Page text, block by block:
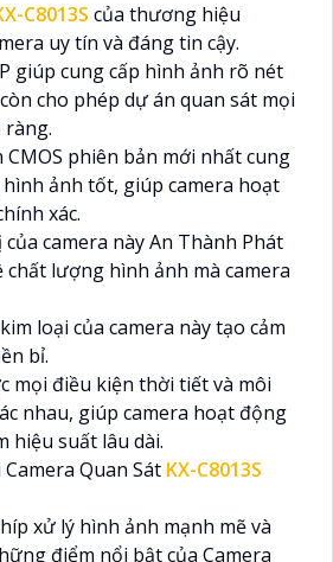
C8013S của thương hiệu
uy tín và đáng tin cậy.
giúp cung cấp hình ảnh rõ nét
cho phép dự án quan sát mọi
ràng.
phiên bản mới nhất cung
ảnh tốt, giúp camera hoạt
xác.
camera này An Thành Phát
chất lượng hình ảnh mà camera
loại của camera này tạo cảm
bỉ.
mọi điều kiện thời tiết và môi
nhau, giúp camera hoạt động
hiệu suất lâu dài.
Quan Sát KX-C8013S
xử lý hình ảnh mạnh mẽ và
điểm nổi bật của Camera